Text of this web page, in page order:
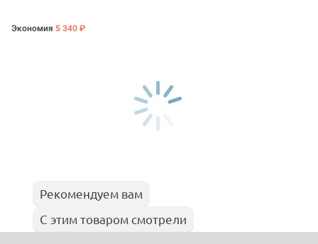
Экономия 5 340 ₽
Рекомендуем вам
С этим товаром смотрели